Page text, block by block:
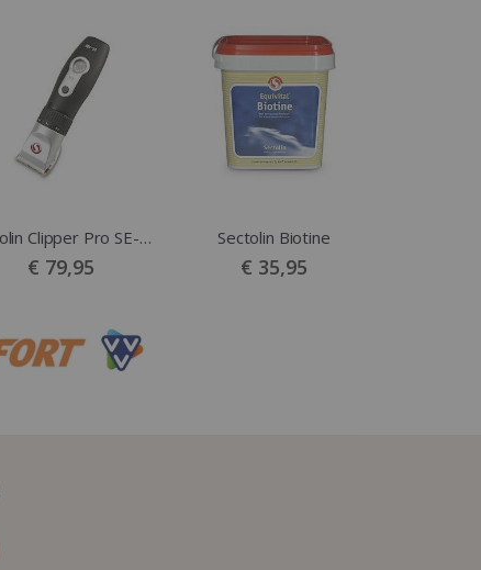
Sectolin Clipper Pro SE-210
€ 79,95
Sectolin Biotine
€ 35,95